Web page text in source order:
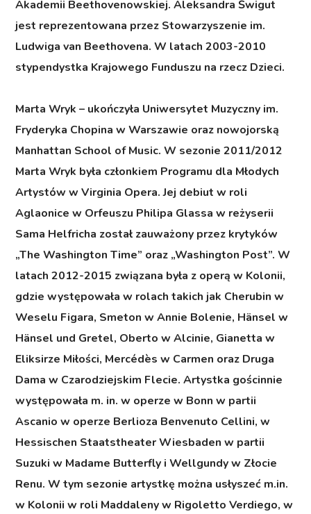
Akademii Beethovenowskiej. Aleksandra Świgut
jest reprezentowana przez Stowarzyszenie im.
Ludwiga van Beethovena. W latach 2003-2010
stypendystka Krajowego Funduszu na rzecz Dzieci.
Marta Wryk – ukończyła Uniwersytet Muzyczny im.
Fryderyka Chopina w Warszawie oraz nowojorską
Manhattan School of Music. W sezonie 2011/2012
Marta Wryk była członkiem Programu dla Młodych
Artystów w Virginia Opera. Jej debiut w roli
Aglaonice w Orfeuszu Philipa Glassa w reżyserii
Sama Helfricha został zauważony przez krytyków
„The Washington Time” oraz „Washington Post”. W
latach 2012-2015 związana była z operą w Kolonii,
gdzie występowała w rolach takich jak Cherubin w
Weselu Figara, Smeton w Annie Bolenie, Hänsel w
Hänsel und Gretel, Oberto w Alcinie, Gianetta w
Eliksirze Miłości, Mercédès w Carmen oraz Druga
Dama w Czarodziejskim Flecie. Artystka gościnnie
występowała m. in. w operze w Bonn w partii
Ascanio w operze Berlioza Benvenuto Cellini, w
Hessischen Staatstheater Wiesbaden w partii
Suzuki w Madame Butterfly i Wellgundy w Złocie
Renu. W tym sezonie artystkę można usłyszeć m.in.
w Kolonii w roli Maddaleny w Rigoletto Verdiego, w